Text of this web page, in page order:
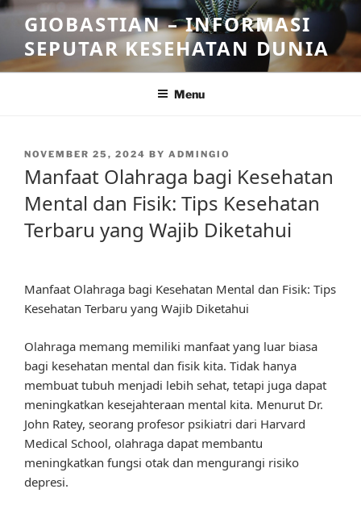
Skip
content
GIOBASTIAN – INFORMASI
SEPUTAR KESEHATAN DUNIA
Menu
POSTED
NOVEMBER 25, 2024 BY ADMINGIO
Manfaat Olahraga bagi Kesehatan
Mental dan Fisik: Tips Kesehatan
Terbaru yang Wajib Diketahui
Manfaat Olahraga bagi Kesehatan Mental dan Fisik: Tips
Kesehatan Terbaru yang Wajib Diketahui
Olahraga memang memiliki manfaat yang luar biasa
bagi kesehatan mental dan fisik kita. Tidak hanya
membuat tubuh menjadi lebih sehat, tetapi juga dapat
meningkatkan kesejahteraan mental kita. Menurut Dr.
John Ratey, seorang profesor psikiatri dari Harvard
Medical School, olahraga dapat membantu
meningkatkan fungsi otak dan mengurangi risiko
depresi.